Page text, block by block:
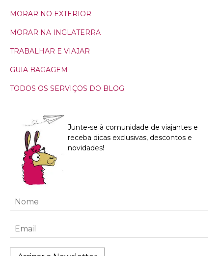
MORAR NO EXTERIOR
MORAR NA INGLATERRA
TRABALHAR E VIAJAR
GUIA BAGAGEM
TODOS OS SERVIÇOS DO BLOG
Junte-se à comunidade de viajantes e
receba dicas exclusivas, descontos e
novidades!